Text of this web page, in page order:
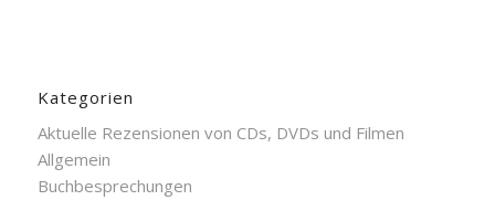
Kategorien
Aktuelle Rezensionen von CDs, DVDs und Filmen
Allgemein
Buchbesprechungen